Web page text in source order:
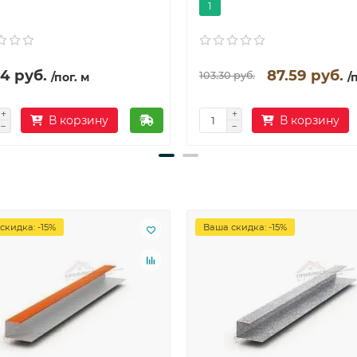
руб. /пог. м
В корзину
1
103.30 руб. 87.59 руб. /
В корзину
-15% Ваша скидка: -15%